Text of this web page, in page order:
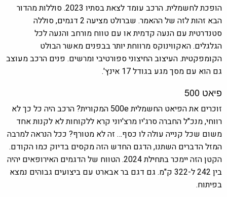
הופכת לחשמלית. הרכב עומד לצאת בסתיו 2023. סוללות מהדור
הבא זהות לזה של ההאמר. שברולט מציעה 2 דגמים, סוללה
סטנדרטית עם הנעה קדמית או עם טווח מורחב והנעה לכל
הגלגלים. האקווינוקס מרווחת יותר בבפנים מאשר הבולט
הקומפקטית. העיצוב החיצוני ספורטיבי ומרשים. פנים הרכב מעוצב
גם הוא עם מסך מגע בגודל 17 אינץ'.
פיאט 500
זוכרים את הפיאט החשמלית 500e המקורית? הרכב היה כל כך לא
רווחי, מנכ"ל החברה סרג'יו מרצ'יוני קרא ללקוחות לא לקנות אחד
משום שכל קנייה עולה לו כסף… זה לא מטורף? ככל הנראה למרבה
המזל הדברים השתנו, הדגם החדש הזה מקסים בדיוק כמו הקודם.
הקטן הזה יימכר בתחילת 2024. הטווח של הדגמים האירופאים יהיה
בין 242 ל-322 ק"מ. גם דגם בר אבארט עם ביצועים גבוהים נמצא
בפיתוח.